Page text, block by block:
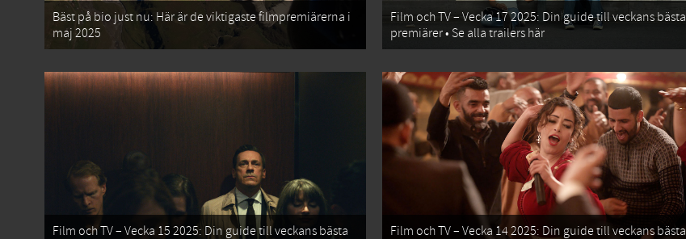
Bäst på bio just nu: Här är de viktigaste filmpremiärerna i
maj 2025
Film och TV – Vecka 17 2025: Din guide till veckans bästa
premiärer • Se alla trailers här
Film och TV – Vecka 15 2025: Din guide till veckans bästa
Film och TV – Vecka 14 2025: Din guide till veckans bästa